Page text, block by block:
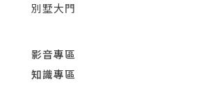
別墅大門
影音專區
知識專區